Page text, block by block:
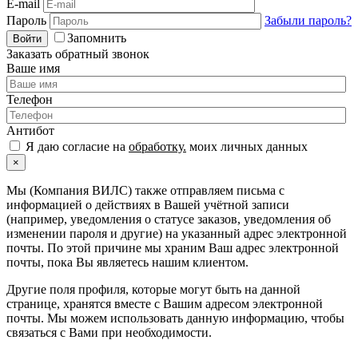
E-mail
Пароль
Забыли пароль?
Войти
Запомнить
Заказать обратный звонок
Ваше имя
Телефон
Антибот
Я даю согласие на обработку. моих личных данных
×
Мы (Компания ВИЛС) также отправляем письма с
информацией о действиях в Вашей учётной записи
(например, уведомления о статусе заказов, уведомления об
изменении пароля и другие) на указанный адрес электронной
почты. По этой причине мы храним Ваш адрес электронной
почты, пока Вы являетесь нашим клиентом.
Другие поля профиля, которые могут быть на данной
странице, хранятся вместе с Вашим адресом электронной
почты. Мы можем использовать данную информацию, чтобы
связаться с Вами при необходимости.